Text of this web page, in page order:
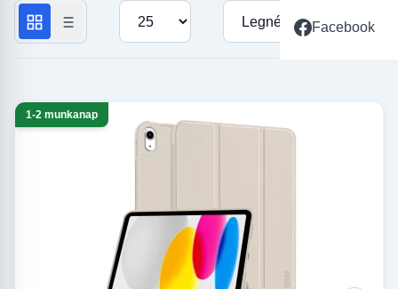
Facebook
Termékek száma oldalanként
Rendezés
1-2 munkanap